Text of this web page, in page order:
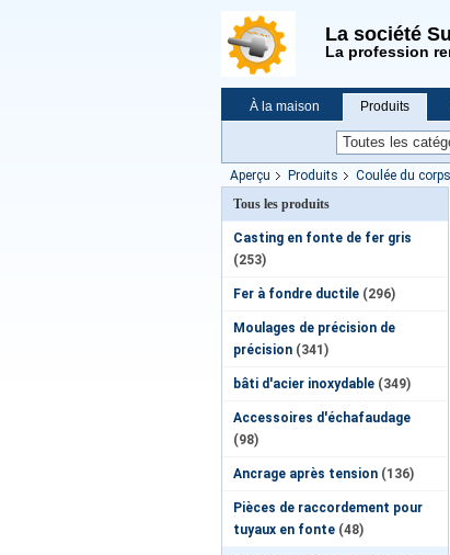
La société
La profession
À la maison Produits
Demande de soumission
Aperçu Produits Coulée du
Tous les produits
Casting en fonte de fer gris
(253)
Fer à fondre ductile (296)
Moulages de précision de
précision (341)
bâti d'acier inoxydable (349)
Accessoires d'échafaudage
(98)
Ancrage après tension (136)
Pièces de raccordement pour
tuyaux en fonte (48)